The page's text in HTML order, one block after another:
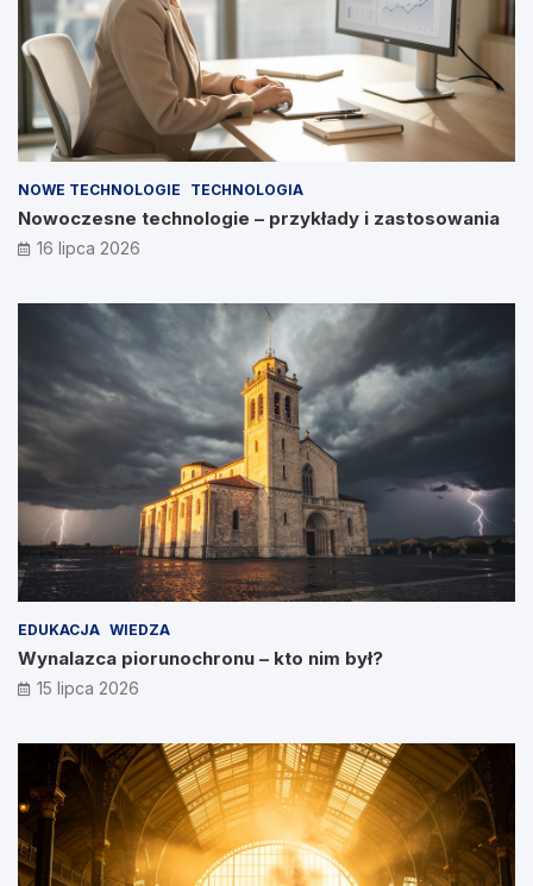
NOWE TECHNOLOGIE TECHNOLOGIA
Nowoczesne technologie – przykłady i zastosowania
16 lipca 2026
EDUKACJA WIEDZA
Wynalazca piorunochronu – kto nim był?
15 lipca 2026